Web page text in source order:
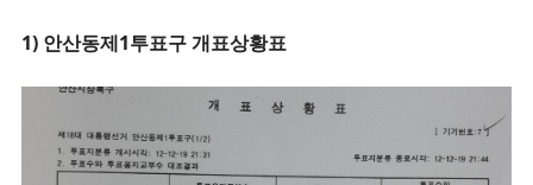
1) 안산동제1투표구 개표상황표